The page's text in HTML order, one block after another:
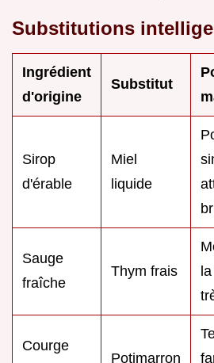
Substitutions
Ingrédient
d'origine
Substitut
Sirop
d'érable
Miel
liquide
Sauge
fraîche
Thym frais
Courge
Potimarron